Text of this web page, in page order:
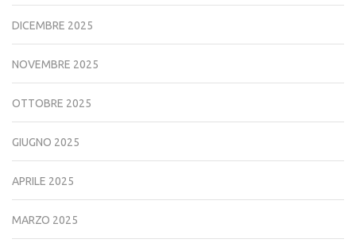
DICEMBRE 2025
NOVEMBRE 2025
OTTOBRE 2025
GIUGNO 2025
APRILE 2025
MARZO 2025